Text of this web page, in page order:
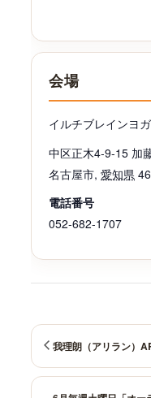
会場
イルチブレインヨ
中区正木4-9-15 加
名古屋市, 愛知県
電話番号
052-682-1707
我理朗（アリラン